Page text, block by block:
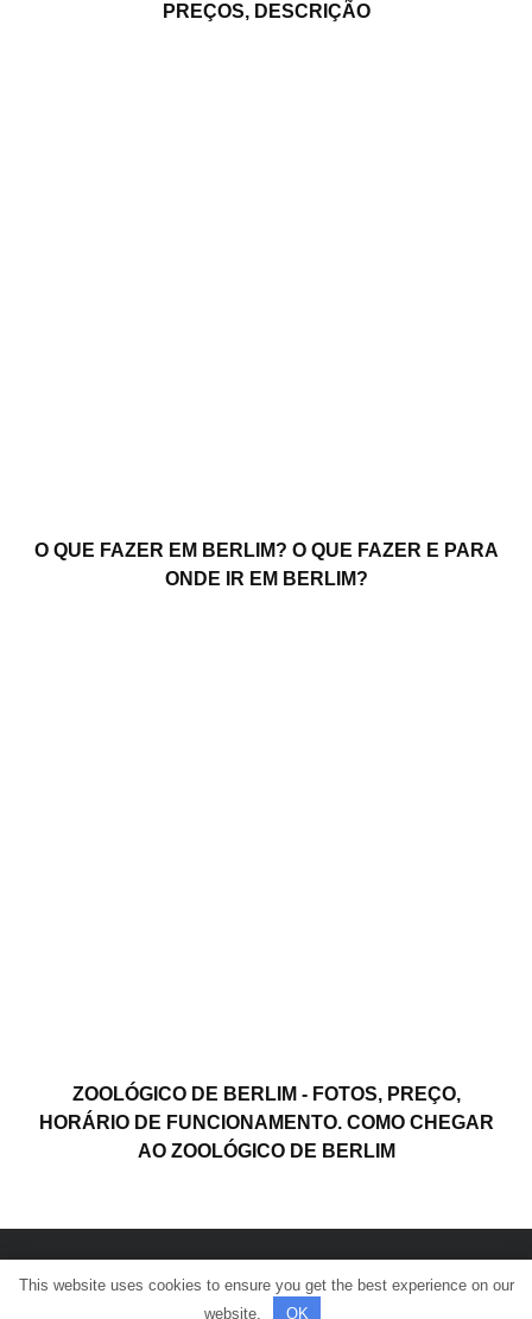
PREÇOS, DESCRIÇÃO
O QUE FAZER EM BERLIM? O QUE FAZER E PARA
ONDE IR EM BERLIM?
ZOOLÓGICO DE BERLIM - FOTOS, PREÇO,
HORÁRIO DE FUNCIONAMENTO. COMO CHEGAR
AO ZOOLÓGICO DE BERLIM
© Todos os direitos reservados.
This website uses cookies to ensure you get the best experience on our
website.
OK